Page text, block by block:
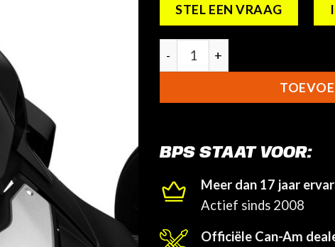
STEL EEN VRAAG
NEW! Verplaatsingskit
BPS STAAT VOOR:
Meer dan 17 jaar
Actief sinds 2008
Officiële Can-Am